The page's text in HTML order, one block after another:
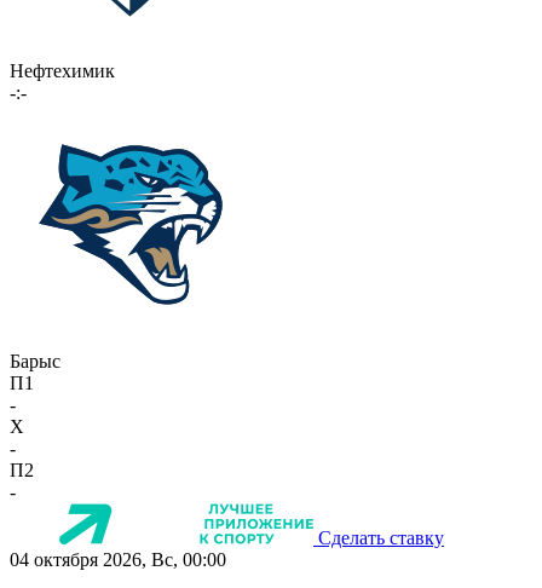
Нефтехимик
-:-
Барыс
П1
-
X
-
П2
-
Сделать ставку
04 октября 2026, Вс, 00:00